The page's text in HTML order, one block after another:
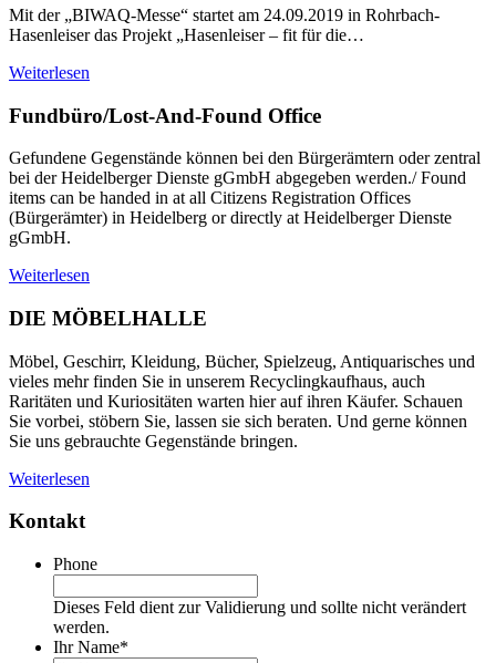
Mit der „BIWAQ-Messe“ startet am 24.09.2019 in Rohrbach-
Hasenleiser das Projekt „Hasenleiser – fit für die…
Weiterlesen
Fundbüro/Lost-And-Found Office
Gefundene Gegenstände können bei den Bürgerämtern oder zentral
bei der Heidelberger Dienste gGmbH abgegeben werden./ Found
items can be handed in at all Citizens Registration Offices
(Bürgerämter) in Heidelberg or directly at Heidelberger Dienste
gGmbH.
Weiterlesen
DIE MÖBELHALLE
Möbel, Geschirr, Kleidung, Bücher, Spielzeug, Antiquarisches und
vieles mehr finden Sie in unserem Recyclingkaufhaus, auch
Raritäten und Kuriositäten warten hier auf ihren Käufer. Schauen
Sie vorbei, stöbern Sie, lassen sie sich beraten. Und gerne können
Sie uns gebrauchte Gegenstände bringen.
Weiterlesen
Kontakt
Phone
Dieses Feld dient zur Validierung und sollte nicht verändert
werden.
Ihr Name*